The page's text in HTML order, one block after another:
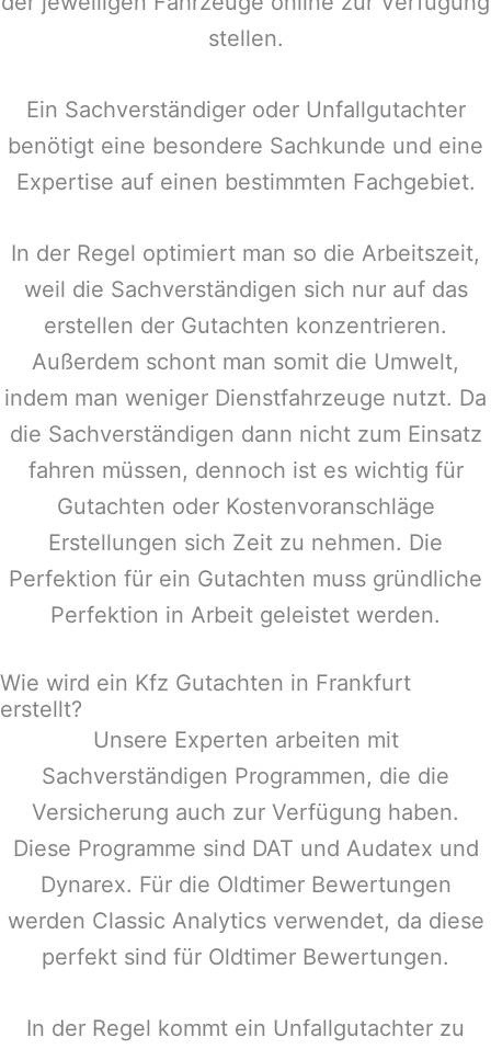
stellen.
Ein Sachverständiger oder Unfallgutachter
benötigt eine besondere Sachkunde und eine
Expertise auf einen bestimmten Fachgebiet.
In der Regel optimiert man so die Arbeitszeit,
weil die Sachverständigen sich nur auf das
erstellen der Gutachten konzentrieren.
Außerdem schont man somit die Umwelt,
indem man weniger Dienstfahrzeuge nutzt. Da
die Sachverständigen dann nicht zum Einsatz
fahren müssen, dennoch ist es wichtig für
Gutachten oder Kostenvoranschläge
Erstellungen sich Zeit zu nehmen. Die
Perfektion für ein Gutachten muss gründliche
Perfektion in Arbeit geleistet werden.
Wie wird ein Kfz Gutachten in Frankfurt
erstellt?
Unsere Experten arbeiten mit
Sachverständigen Programmen, die die
Versicherung auch zur Verfügung haben.
Diese Programme sind DAT und Audatex und
Dynarex. Für die Oldtimer Bewertungen
werden Classic Analytics verwendet, da diese
perfekt sind für Oldtimer Bewertungen.
In der Regel kommt ein Unfallgutachter zu